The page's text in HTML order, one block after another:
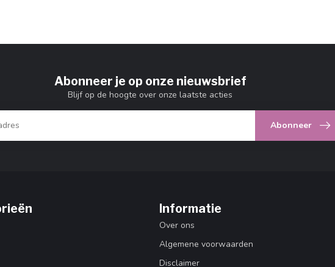
Abonneer je op onze nieuwsbrief
Blijf op de hoogte over onze laatste acties
Abonneer
Informatie
Over ons
Algemene voorwaarden
Disclaimer